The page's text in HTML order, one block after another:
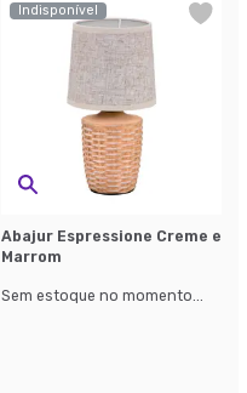
Indisponível
Abajur Espressione Creme e
Marrom
Sem estoque no momento...